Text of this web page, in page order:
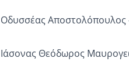
Οδυσσέας Αποστολόπουλος
Ιάσονας Θεόδωρος